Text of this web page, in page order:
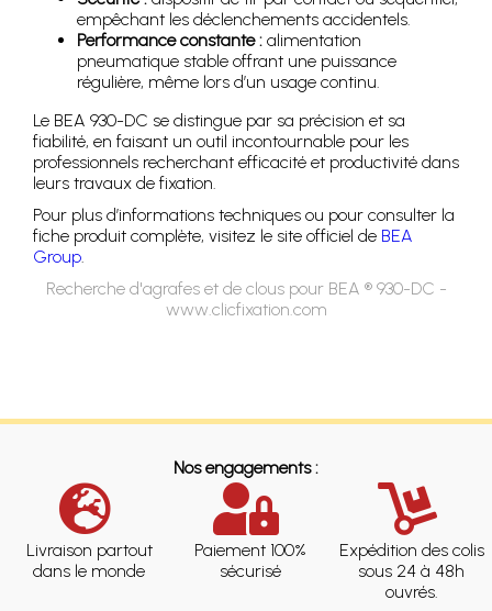
empêchant les déclenchements accidentels.
Performance constante : alimentation
pneumatique stable offrant une puissance
régulière, même lors d’un usage continu.
Le BEA 930-DC se distingue par sa précision et sa
fiabilité, en faisant un outil incontournable pour les
professionnels recherchant efficacité et productivité dans
leurs travaux de fixation.
Pour plus d’informations techniques ou pour consulter la
fiche produit complète, visitez le site officiel de BEA
Group.
Recherche d'agrafes et de clous pour BEA ® 930-DC -
www.clicfixation.com
Nos engagements :
Livraison partout
dans le monde
Paiement 100%
sécurisé
Expédition des colis
sous 24 à 48h
ouvrés.